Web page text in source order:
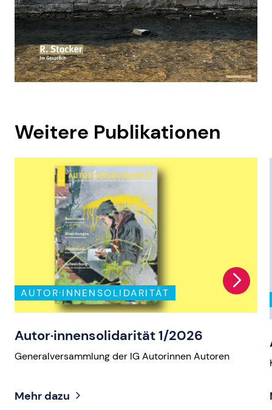
Weitere Publikationen
AUTOR·INNENSOLIDARITÄT
Autor·innensolidarität 1/2026
Generalversammlung der IG Autorinnen Autoren
Mehr dazu